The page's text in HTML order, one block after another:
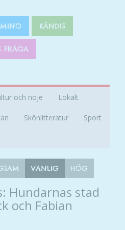
KÄNDIS
FRÅGA
och nöje Lokalt
Skönlitteratur Sport
VANLIG HÖG
Hundarnas stad
och Fabian